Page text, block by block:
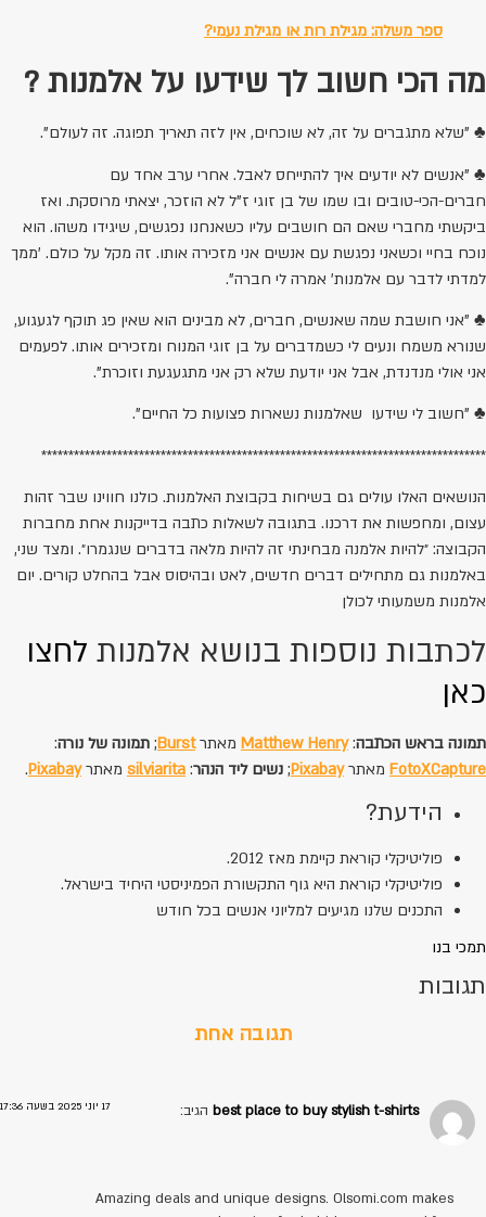
ספר משלה: מגילת רות או מגילת נעמי?
מה הכי חשוב לך שידעו על אלמנות ?
♣ "שלא מתגברים על זה, לא שוכחים, אין לזה תאריך תפוגה. זה לעולם".
♣ "אנשים לא יודעים איך להתייחס לאבל. אחרי ערב אחד עם
חברים-הכי-טובים ובו שמו של בן זוגי ז"ל לא הוזכר, יצאתי מרוסקת. ואז
ביקשתי מחברי שאם הם חושבים עליו כשאנחנו נפגשים, שיגידו משהו. הוא
נוכח בחיי וכשאני נפגשת עם אנשים אני מזכירה אותו. זה מקל על כולם. 'ממך
למדתי לדבר עם אלמנות' אמרה לי חברה".
♣ "אני חושבת שמה שאנשים, חברים, לא מבינים הוא שאין פג תוקף לגעגוע,
שנורא משמח ונעים לי כשמדברים על בן זוגי המנוח ומזכירים אותו. לפעמים
אני אולי מנדנדת, אבל אני יודעת שלא רק אני מתגעגעת וזוכרת".
♣ "חשוב לי שידעו שאלמנות נשארות פצועות כל החיים".
**********************************************************************************
הנושאים האלו עולים גם בשיחות בקבוצת האלמנות. כולנו חווינו שבר זהות
עצום, ומחפשות את דרכנו. בתגובה לשאלות כתבה בדייקנות אחת מחברות
הקבוצה: ״להיות אלמנה מבחינתי זה להיות מלאה בדברים שנגמרו״. ומצד שני,
באלמנות גם מתחילים דברים חדשים, לאט ובהיסוס אבל בהחלט קורים. יום
אלמנות משמעותי לכולן
לכתבות נוספות בנושא אלמנות לחצו
כאן
תמונה בראש הכתבה:
Matthew Henry מאתרBurst
; תמונה של נורה:
FotoXCapture מאתרPixabay
; נשים ליד הנהר:
silviarita מאתרPixabay
.
הידעת?
פוליטיקלי קוראת קיימת מאז 2012.
פוליטיקלי קוראת היא גוף התקשורת הפמיניסטי היחיד בישראל.
התכנים שלנו מגיעים למליוני אנשים בכל חודש
תמכי בנו
תגובות
תגובה אחת
best place to buy stylish t-shirts הגיב: 17 יוני 2025 בשעה 17:36
Amazing deals and unique designs. Olsomi.com makes